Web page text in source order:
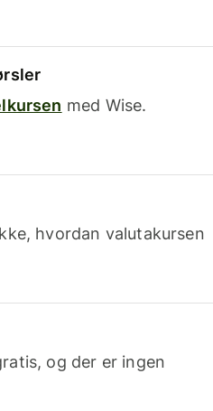
med Wise.
hvordan valutakursen
og der er ingen